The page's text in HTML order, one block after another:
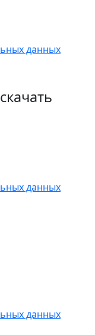
данных
данных
данных